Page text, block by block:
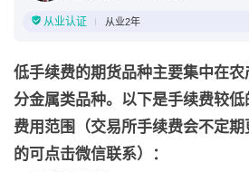
从业认证 从业2年
低手续费的期货品种主要集中在
分金属类品种。以下是手续费较
费用范围（交易所手续费会不定
的可点击微信联系）：